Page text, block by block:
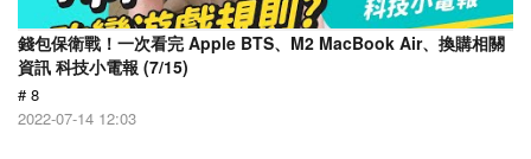
錢包保衛戰！一次看完 Apple BTS、M2 MacBook Air、換購相關
資訊 科技小電報 (7/15)
# 8
2022-07-14 12:03